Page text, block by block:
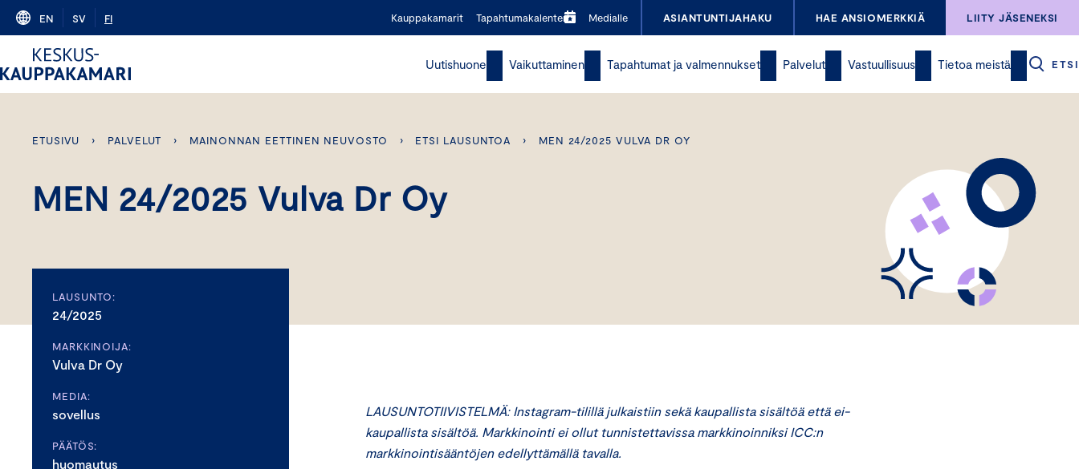
Skip
content
EN SV FI Kauppakamarit Tapahtumakalenteri Medialle ASIANTUNTIJAHAKU HAE ANSIOMERKKIÄ LIITY JÄSENEKSI
Uutishuone Vaikuttaminen Tapahtumat ja valmennukset Palvelut Vastuullisuus Tietoa meistä ETSI
ETUSIVU › PALVELUT › MAINONNAN EETTINEN NEUVOSTO › ETSI LAUSUNTOA › MEN 24/2025 VULVA DR OY
MEN 24/2025 Vulva Dr Oy
LAUSUNTO:
24/2025
MARKKINOIJA:
Vulva Dr Oy
MEDIA:
sovellus
PÄÄTÖS:
huomautus
LAUSUNTOTIIVISTELMÄ: Instagram-tilillä julkaistiin sekä kaupallista sisältöä että ei-
kaupallista sisältöä. Markkinointi ei ollut tunnistettavissa markkinoinniksi ICC:n
markkinointisääntöjen edellyttämällä tavalla.